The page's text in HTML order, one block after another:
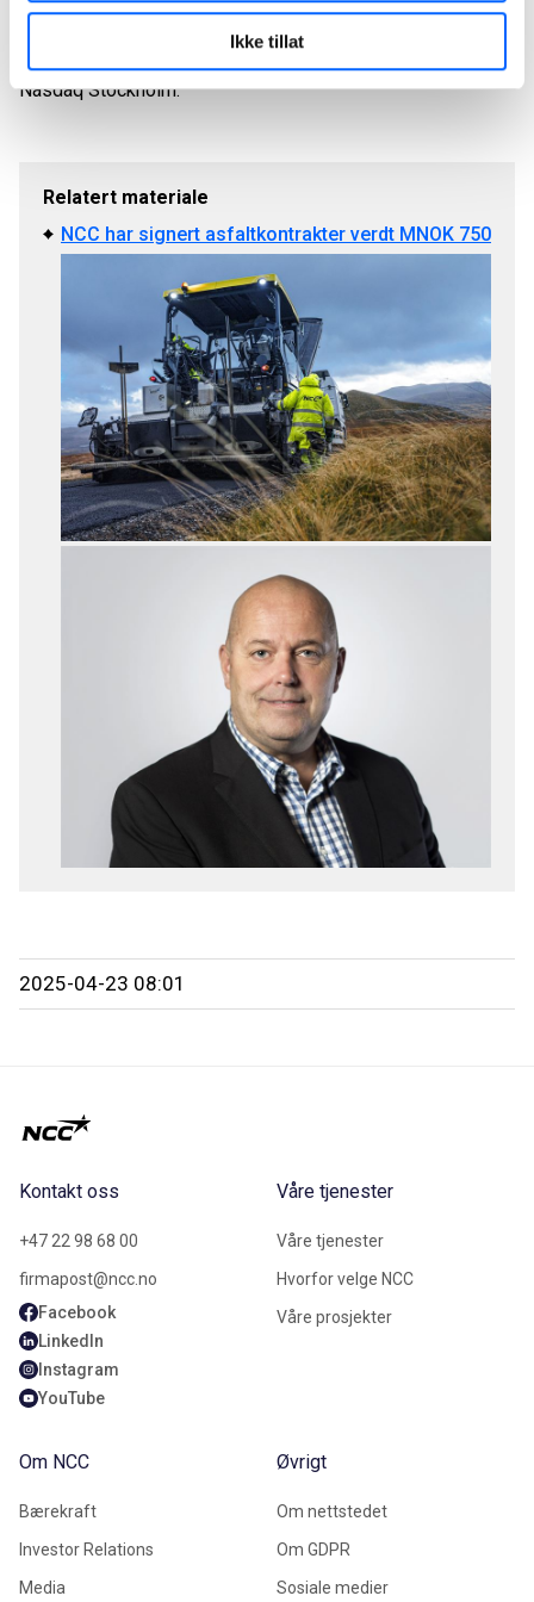
Ikke tillat
næringseiendom. I 2024 omsatte NCC for cirka 62
Nasdaq Stockholm.
Relatert materiale
NCC har signert asfaltkontrakter verdt MNOK 750
2025-04-23 08:01
Kontakt oss
+47 22 98 68 00
firmapost@ncc.no
Facebook
LinkedIn
Instagram
YouTube
Våre tjenester
Våre tjenester
Hvorfor velge NCC
Våre prosjekter
Om NCC
Bærekraft
Investor Relations
Media
Øvrigt
Om nettstedet
Om GDPR
Sosiale medier